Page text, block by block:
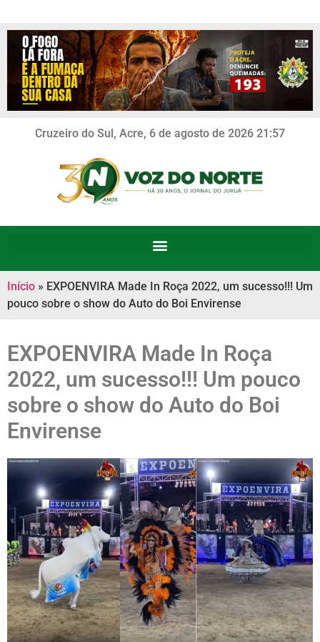
Cruzeiro do Sul, Acre, 6 de agosto de 2026 21:57
Início » EXPOENVIRA Made In Roça 2022, um sucesso!!! Um
pouco sobre o show do Auto do Boi Envirense
EXPOENVIRA Made In Roça
2022, um sucesso!!! Um pouco
sobre o show do Auto do Boi
Envirense